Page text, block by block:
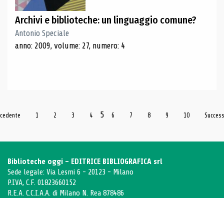
Archivi e biblioteche: un linguaggio comune?
Antonio Speciale
anno: 2009, volume: 27, numero: 4
1 2 3 4 5 6 7 8 9 10
Biblioteche oggi - EDITRICE BIBLIOGRAFICA srl
Sede legale: Via Lesmi 6 - 20123 - Milano
P.IVA, C.F. 01823660152
R.E.A. C.C.I.A.A. di Milano N. Rea 878486